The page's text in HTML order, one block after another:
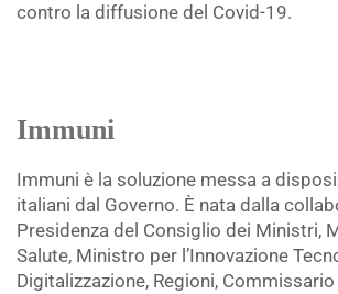
contro la diffusione del Covid-19.
Immuni
Immuni è la soluzione messa a
italiani dal Governo. È nata dalla
Presidenza del Consiglio dei Ministri,
Salute, Ministro per l’Innovazione
Digitalizzazione, Regioni,